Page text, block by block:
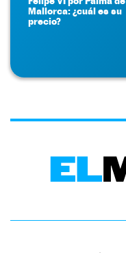
Mallorca: ¿cuál es su
precio?